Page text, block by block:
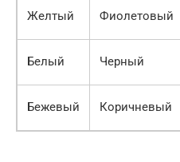
Желтый Фиолетовый
Белый Черный
Бежевый Коричневый